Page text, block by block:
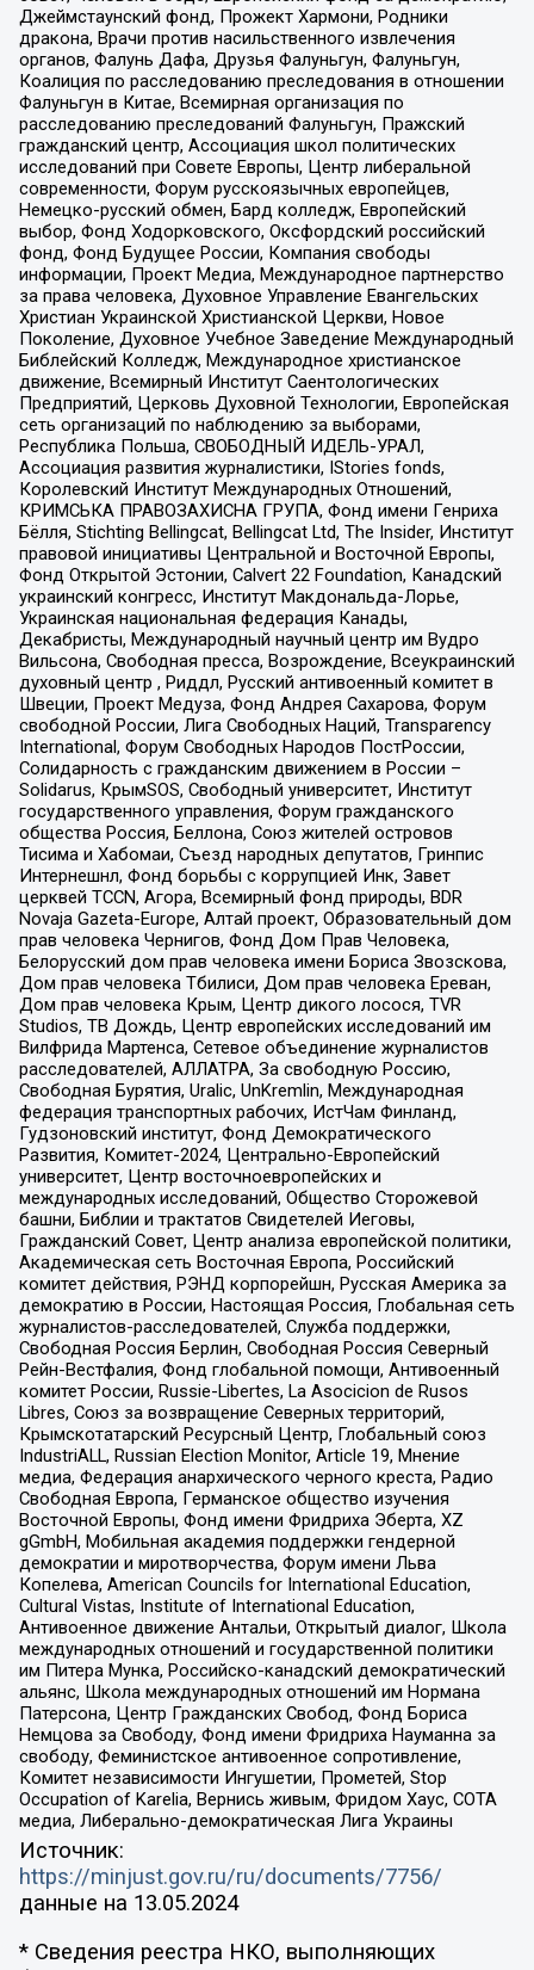
Джеймстаунский фонд, Прожект Хармони, Родники
дракона, Врачи против насильственного извлечения
органов, Фалунь Дафа, Друзья Фалуньгун, Фалуньгун,
Коалиция по расследованию преследования в отношении
Фалуньгун в Китае, Всемирная организация по
расследованию преследований Фалуньгун, Пражский
гражданский центр, Ассоциация школ политических
исследований при Совете Европы, Центр либеральной
современности, Форум русскоязычных европейцев,
Немецко-русский обмен, Бард колледж, Европейский
выбор, Фонд Ходорковского, Оксфордский российский
фонд, Фонд Будущее России, Компания свободы
информации, Проект Медиа, Международное партнерство
за права человека, Духовное Управление Евангельских
Христиан Украинской Христианской Церкви, Новое
Поколение, Духовное Учебное Заведение Международный
Библейский Колледж, Международное христианское
движение, Всемирный Институт Саентологических
Предприятий, Церковь Духовной Технологии, Европейская
сеть организаций по наблюдению за выборами,
Республика Польша, СВОБОДНЫЙ ИДЕЛЬ-УРАЛ,
Ассоциация развития журналистики, IStories fonds,
Королевский Институт Международных Отношений,
КРИМСЬКА ПРАВОЗАХИСНА ГРУПА, Фонд имени Генриха
Бёлля, Stichting Bellingcat, Bellingcat Ltd, The Insider, Институт
правовой инициативы Центральной и Восточной Европы,
Фонд Открытой Эстонии, Calvert 22 Foundation, Канадский
украинский конгресс, Институт Макдональда-Лорье,
Украинская национальная федерация Канады,
Декабристы, Международный научный центр им Вудро
Вильсона, Свободная пресса, Возрождение, Всеукраинский
духовный центр , Риддл, Русский антивоенный комитет в
Швеции, Проект Медуза, Фонд Андрея Сахарова, Форум
свободной России, Лига Свободных Наций, Transparеncy
International, Форум Свободных Народов ПостРоссии,
Солидарность с гражданским движением в России –
Solidarus, КрымSOS, Свободный университет, Институт
государственного управления, Форум гражданского
общества Россия, Беллона, Союз жителей островов
Тисима и Хабомаи, Съезд народных депутатов, Гринпис
Интернешнл, Фонд борьбы с коррупцией Инк, Завет
церквей TCCN, Агора, Всемирный фонд природы, BDR
Novaja Gazeta-Europe, Алтай проект, Образовательный дом
прав человека Чернигов, Фонд Дом Прав Человека,
Белорусский дом прав человека имени Бориса Звозскова,
Дом прав человека Тбилиси, Дом прав человека Ереван,
Дом прав человека Крым, Центр дикого лосося, TVR
Studios, ТВ Дождь, Центр европейских исследований им
Вилфрида Мартенса, Сетевое объединение журналистов
расследователей, АЛЛАТРА, За свободную Россию,
Свободная Бурятия, Uralic, UnKremlin, Международная
федерация транспортных рабочих, ИстЧам Финланд,
Гудзоновский институт, Фонд Демократического
Развития, Комитет-2024, Центрально-Европейский
университет, Центр восточноевропейских и
международных исследований, Общество Сторожевой
башни, Библии и трактатов Свидетелей Иеговы,
Гражданский Совет, Центр анализа европейской политики,
Академическая сеть Восточная Европа, Российский
комитет действия, РЭНД корпорейшн, Русская Америка за
демократию в России, Настоящая Россия, Глобальная сеть
журналистов-расследователей, Служба поддержки,
Свободная Россия Берлин, Свободная Россия Северный
Рейн-Вестфалия, Фонд глобальной помощи, Антивоенный
комитет России, Russie-Libertes, La Asocicion de Rusos
Libres, Союз за возвращение Северных территорий,
Крымскотатарский Ресурсный Центр, Глобальный союз
IndustriALL, Russian Election Monitor, Article 19, Мнение
медиа, Федерация анархического черного креста, Радио
Свободная Европа, Германское общество изучения
Восточной Европы, Фонд имени Фридриха Эберта, XZ
gGmbH, Мобильная академия поддержки гендерной
демократии и миротворчества, Форум имени Льва
Копелева, American Councils for International Education,
Cultural Vistas, Institute of International Education,
Антивоенное движение Антальи, Открытый диалог, Школа
международных отношений и государственной политики
им Питера Мунка, Российско-канадский демократический
альянс, Школа международных отношений им Нормана
Патерсона, Центр Гражданских Свобод, Фонд Бориса
Немцова за Свободу, Фонд имени Фридриха Науманна за
свободу, Феминистское антивоенное сопротивление,
Комитет независимости Ингушетии, Прометей, Stop
Occupation of Karelia, Вернись живым, Фридом Хаус, СОТА
медиа, Либерально-демократическая Лига Украины
Источник:
https://minjust.gov.ru/ru/documents/7756/
данные на 13.05.2024
* Сведения реестра НКО, выполняющих